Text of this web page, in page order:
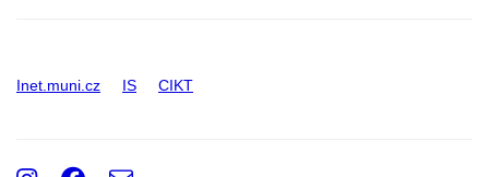
Inet.muni.cz IS CIKT